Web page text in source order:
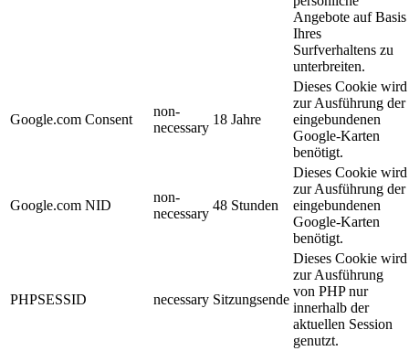
Angebote auf Basis
Ihres
Surfverhaltens zu
unterbreiten.
Google.com Consent
non-
necessary
18 Jahre
Dieses Cookie wird
zur Ausführung der
eingebundenen
Google-Karten
benötigt.
Google.com NID
non-
necessary
48 Stunden
Dieses Cookie wird
zur Ausführung der
eingebundenen
Google-Karten
benötigt.
PHPSESSID necessary Sitzungsende
Dieses Cookie wird
zur Ausführung
von PHP nur
innerhalb der
aktuellen Session
genutzt.